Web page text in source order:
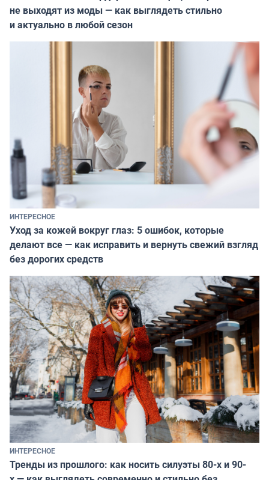
не выходят из моды — как выглядеть стильно
и актуально в любой сезон
ИНТЕРЕСНОЕ
Уход за кожей вокруг глаз: 5 ошибок, которые
делают все — как исправить и вернуть свежий взгляд
без дорогих средств
ИНТЕРЕСНОЕ
Тренды из прошлого: как носить силуэты 80-х и 90-